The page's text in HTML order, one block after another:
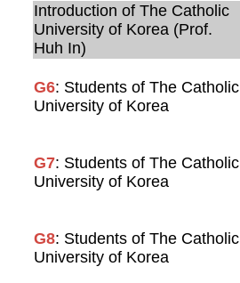
Introduction of The Catholic
University of Korea (Prof.
Huh In)
G6: Students of The Catholic
University of Korea
G7: Students of The Catholic
University of Korea
G8: Students of The Catholic
University of Korea